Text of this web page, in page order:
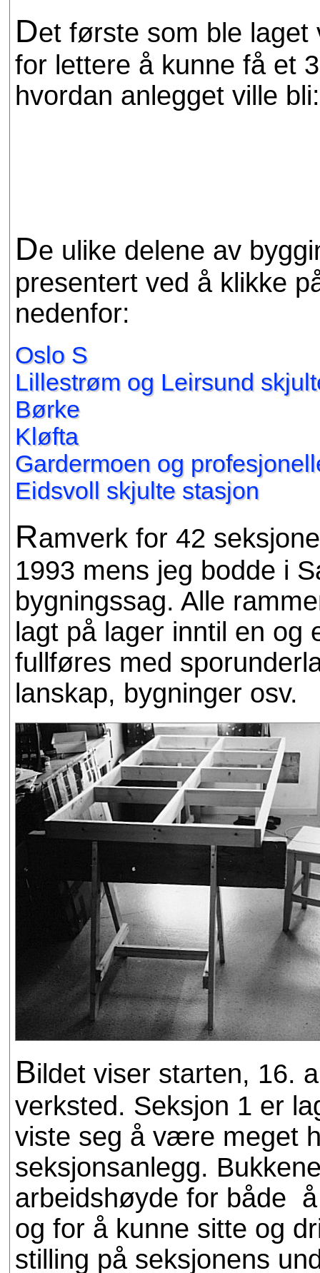
Det første som ble laget
for lettere å kunne få et
hvordan anlegget ville
De ulike delene av
presentert ved å klikke
nedenfor:
Oslo S
Lillestrøm og Leirsund
Børke
Kløfta
Gardermoen og
Eidsvoll skjulte stasjon
Ramverk for 42
1993 mens jeg bodde i
bygningssag. Alle
lagt på lager inntil en og
fullføres med
lanskap, bygninger osv.
Bildet viser starten, 16.
verksted. Seksjon 1 er
viste seg å være meget
seksjonsanlegg.
arbeidshøyde for både
og for å kunne sitte og
stilling på seksjonens